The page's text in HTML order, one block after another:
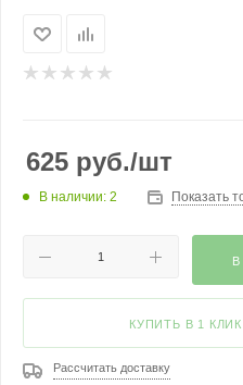
625 руб./шт
В наличии: 2 Показать
КУПИТЬ В 1 КЛИК
Рассчитать доставку